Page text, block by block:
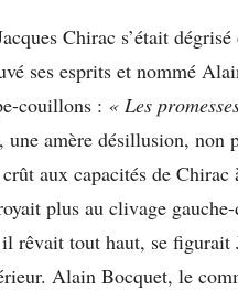
Chirac s’était dégrisé
ses esprits et nommé
couillons : « Les
amère désillusion, non
aux capacités de Chirac
plus au clivage
rêvait tout haut, se
Alain Bocquet, le